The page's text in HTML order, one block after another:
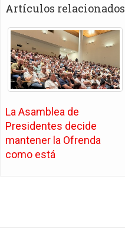
Artículos relacionados
La Asamblea de
Presidentes decide
mantener la Ofrenda
como está